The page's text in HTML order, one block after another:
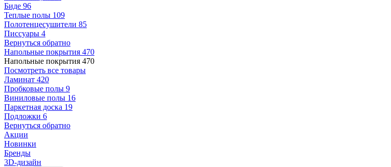
Биде 96
Теплые полы 109
Полотенцесушители 85
Писсуары 4
Вернуться обратно
Напольные покрытия 470
Напольные покрытия 470
Посмотреть все товары
Ламинат 420
Пробковые полы 9
Виниловые полы 16
Паркетная доска 19
Подложки 6
Вернуться обратно
Акции
Новинки
Бренды
3D-дизайн